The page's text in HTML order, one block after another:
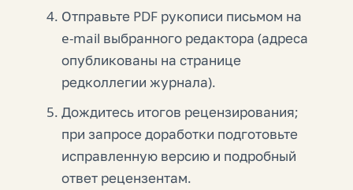
Отправьте PDF рукописи письмом на
e-mail выбранного редактора (адреса
опубликованы на странице
редколлегии журнала).
Дождитесь итогов рецензирования;
при запросе доработки подготовьте
исправленную версию и подробный
ответ рецензентам.